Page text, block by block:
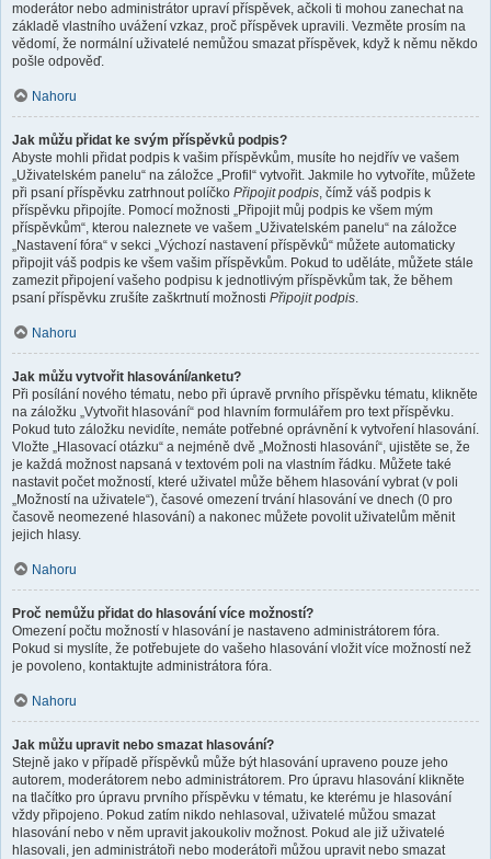
moderátor nebo administrátor upraví příspěvek, ačkoli ti mohou zanechat na
základě vlastního uvážení vzkaz, proč příspěvek upravili. Vezměte prosím na
vědomí, že normální uživatelé nemůžou smazat příspěvek, když k němu někdo
pošle odpověď.
Nahoru
Jak můžu přidat ke svým příspěvků podpis?
Abyste mohli přidat podpis k vašim příspěvkům, musíte ho nejdřív ve vašem
„Uživatelském panelu“ na záložce „Profil“ vytvořit. Jakmile ho vytvoříte, můžete
při psaní příspěvku zatrhnout políčko Připojit podpis, čímž váš podpis k
příspěvku připojíte. Pomocí možnosti „Připojit můj podpis ke všem mým
příspěvkům“, kterou naleznete ve vašem „Uživatelském panelu“ na záložce
„Nastavení fóra“ v sekci „Výchozí nastavení příspěvků“ můžete automaticky
připojit váš podpis ke všem vašim příspěvkům. Pokud to uděláte, můžete stále
zamezit připojení vašeho podpisu k jednotlivým příspěvkům tak, že během
psaní příspěvku zrušíte zaškrtnutí možnosti Připojit podpis.
Nahoru
Jak můžu vytvořit hlasování/anketu?
Při posílání nového tématu, nebo při úpravě prvního příspěvku tématu, klikněte
na záložku „Vytvořit hlasování“ pod hlavním formulářem pro text příspěvku.
Pokud tuto záložku nevidíte, nemáte potřebné oprávnění k vytvoření hlasování.
Vložte „Hlasovací otázku“ a nejméně dvě „Možnosti hlasování“, ujistěte se, že
je každá možnost napsaná v textovém poli na vlastním řádku. Můžete také
nastavit počet možností, které uživatel může během hlasování vybrat (v poli
„Možností na uživatele“), časové omezení trvání hlasování ve dnech (0 pro
časově neomezené hlasování) a nakonec můžete povolit uživatelům měnit
jejich hlasy.
Nahoru
Proč nemůžu přidat do hlasování více možností?
Omezení počtu možností v hlasování je nastaveno administrátorem fóra.
Pokud si myslíte, že potřebujete do vašeho hlasování vložit více možností než
je povoleno, kontaktujte administrátora fóra.
Nahoru
Jak můžu upravit nebo smazat hlasování?
Stejně jako v případě příspěvků může být hlasování upraveno pouze jeho
autorem, moderátorem nebo administrátorem. Pro úpravu hlasování klikněte
na tlačítko pro úpravu prvního příspěvku v tématu, ke kterému je hlasování
vždy připojeno. Pokud zatím nikdo nehlasoval, uživatelé můžou smazat
hlasování nebo v něm upravit jakoukoliv možnost. Pokud ale již uživatelé
hlasovali, jen administrátoři nebo moderátoři můžou upravit nebo smazat